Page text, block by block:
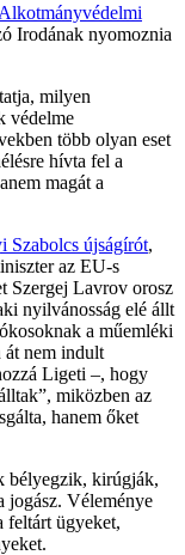
Alkotmányvédelmi
Irodának nyomoznia
milyen
védelme
több olyan eset
hívta fel a
magát a
Szabolcs újságírót,
az EU-s
Szergej Lavrov orosz
nyilvánosság elé állt
a műemléki
át nem indult
Ligeti –, hogy
miközben az
hanem őket
bélyegzik, kirúgják,
jogász. Véleménye
feltárt ügyeket,